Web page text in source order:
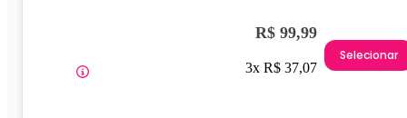
R$ 99,99
3x R$ 37,07
Selecionar